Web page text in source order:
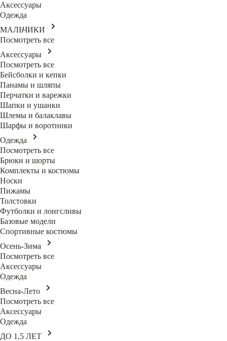
Аксессуары
Одежда
МАЛЬЧИКИ
Посмотреть все
Аксессуары
Посмотреть все
Бейсболки и кепки
Панамы и шляпы
Перчатки и варежки
Шапки и ушанки
Шлемы и балаклавы
Шарфы и воротники
Одежда
Посмотреть все
Брюки и шорты
Комплекты и костюмы
Носки
Пижамы
Толстовки
Футболки и лонгсливы
Базовые модели
Спортивные костюмы
Осень-Зима
Посмотреть все
Аксессуары
Одежда
Весна-Лето
Посмотреть все
Аксессуары
Одежда
ДО 1,5 ЛЕТ